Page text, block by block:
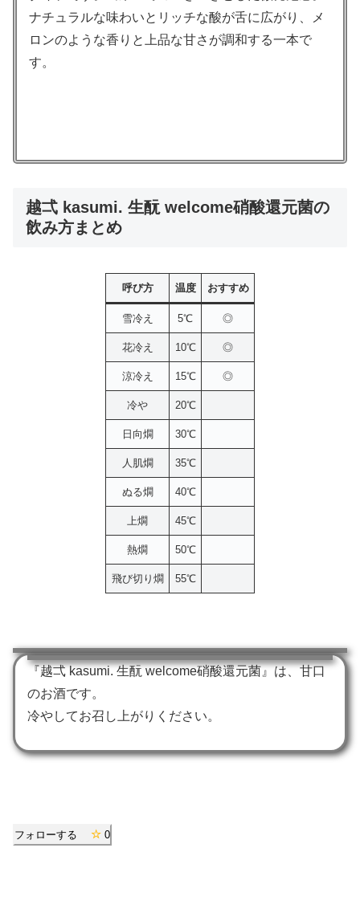
ナチュラルな味わいとリッチな酸が舌に広がり、メ
ロンのような香りと上品な甘さが調和する一本で
す。
越弌 kasumi. 生酛 welcome硝酸還元菌の
飲み方まとめ
呼び方 温度 おすすめ
雪冷え 5℃ ◎
花冷え 10℃ ◎
涼冷え 15℃ ◎
冷や 20℃
日向燗 30℃
人肌燗 35℃
ぬる燗 40℃
上燗 45℃
熱燗 50℃
飛び切り燗 55℃
『越弌 kasumi. 生酛 welcome硝酸還元菌』は、甘口
のお酒です。
冷やしてお召し上がりください。
フォローする 0